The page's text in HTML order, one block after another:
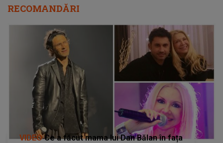
RECOMANDĂRI
VIDEOCe a făcut mama lui Dan Bălan în fața